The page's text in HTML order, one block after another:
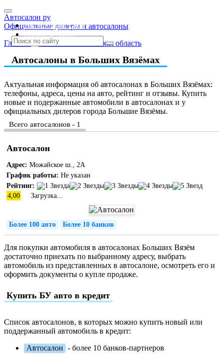
Автосалон ру
Официальные дилеры и автосалоны
Автосалоны Lada
Выбрать город
Главная » Москва и Московская область
Автосалоны в Больших Вязёмах
Актуальная информация об автосалонах в Больших Вязёмах:
телефоны, адреса, цены на авто, рейтинг и отзывы. Купить
новые и подержанные автомобили в автосалонах и у
официальных дилеров города Большие Вязёмы.
Всего автосалонов - 1
Автосалон
Адрес: Можайское ш., 2А
График работы: Не указан
Рейтинг:
4,00
Загрузка...
Более 100 авто Более 10 банков
Для покупки автомобиля в автосалонах Больших Вязём
достаточно приехать по выбранному адресу, выбрать
автомобиль из представленных в автосалоне, осмотреть его и
оформить документы о купле продаже.
Купить БУ авто в кредит
Список автосалонов, в которых можно купить новый или
поддержанный автомобиль в кредит:
Автосалон - более 10 банков-партнеров